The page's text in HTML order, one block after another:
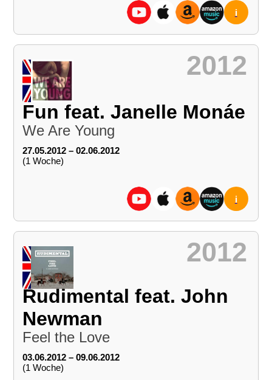
i
2012
Fun feat. Janelle Monáe
We Are Young
27.05.2012 – 02.06.2012
(1 Woche)
i
2012
Rudimental feat. John
Newman
Feel the Love
03.06.2012 – 09.06.2012
(1 Woche)